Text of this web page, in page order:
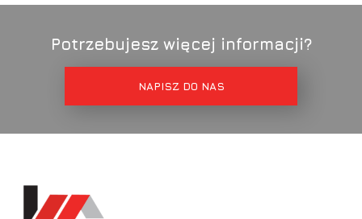
Potrzebujesz więcej informacji?
NAPISZ DO NAS